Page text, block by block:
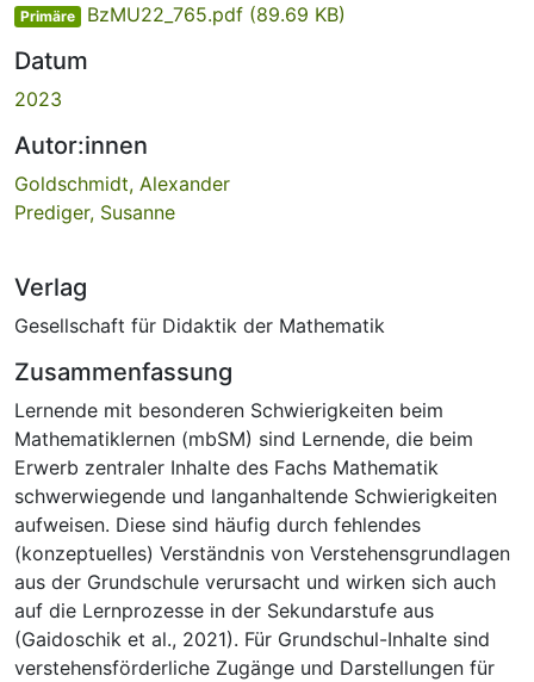
Primäre BzMU22_765.pdf (89.69 KB)
Datum
2023
Autor:innen
Goldschmidt, Alexander
Prediger, Susanne
Verlag
Gesellschaft für Didaktik der Mathematik
Zusammenfassung
Lernende mit besonderen Schwierigkeiten beim
Mathematiklernen (mbSM) sind Lernende, die beim
Erwerb zentraler Inhalte des Fachs Mathematik
schwerwiegende und langanhaltende Schwierigkeiten
aufweisen. Diese sind häufig durch fehlendes
(konzeptuelles) Verständnis von Verstehensgrundlagen
aus der Grundschule verursacht und wirken sich auch
auf die Lernprozesse in der Sekundarstufe aus
(Gaidoschik et al., 2021). Für Grundschul-Inhalte sind
verstehensförderliche Zugänge und Darstellungen für